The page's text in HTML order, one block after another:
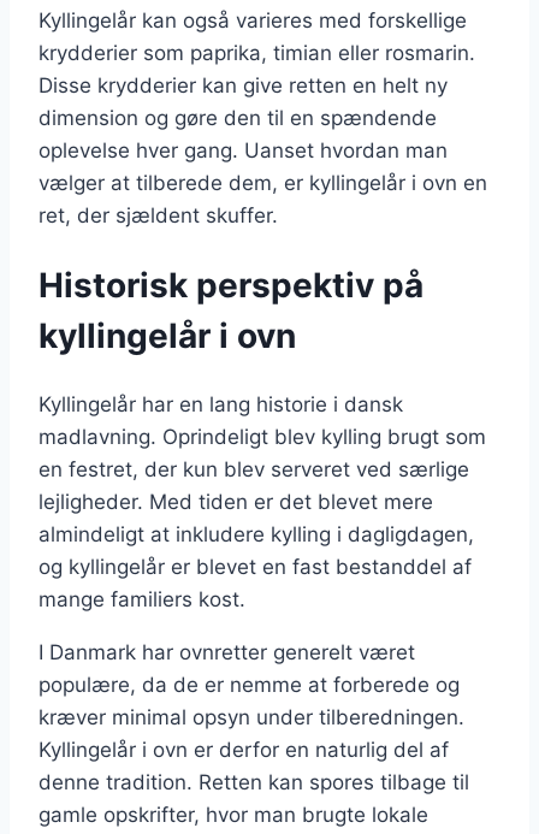
Kyllingelår kan også varieres med forskellige
krydderier som paprika, timian eller rosmarin.
Disse krydderier kan give retten en helt ny
dimension og gøre den til en spændende
oplevelse hver gang. Uanset hvordan man
vælger at tilberede dem, er kyllingelår i ovn en
ret, der sjældent skuffer.
Historisk perspektiv på
kyllingelår i ovn
Kyllingelår har en lang historie i dansk
madlavning. Oprindeligt blev kylling brugt som
en festret, der kun blev serveret ved særlige
lejligheder. Med tiden er det blevet mere
almindeligt at inkludere kylling i dagligdagen,
og kyllingelår er blevet en fast bestanddel af
mange familiers kost.
I Danmark har ovnretter generelt været
populære, da de er nemme at forberede og
kræver minimal opsyn under tilberedningen.
Kyllingelår i ovn er derfor en naturlig del af
denne tradition. Retten kan spores tilbage til
gamle opskrifter, hvor man brugte lokale